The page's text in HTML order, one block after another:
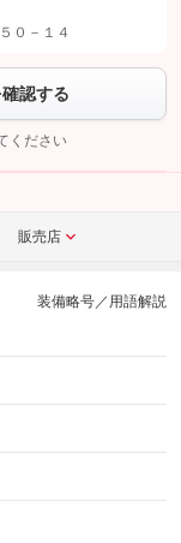
「許可する」ボタンを押
わせを
０－１４
認する
ください
販売店
装備略号／用語解説